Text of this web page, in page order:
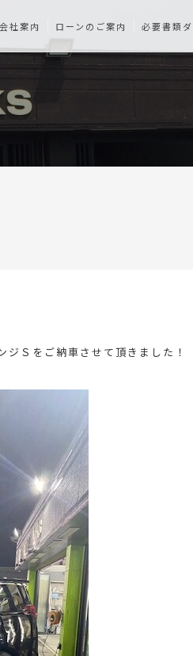
会社案内 ローンのご案内 必要書類
Ｓをご納車させて頂きました！